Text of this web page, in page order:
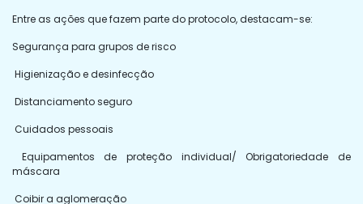
Entre as ações que fazem parte do protocolo, destacam-se:
Segurança para grupos de risco
Higienização e desinfecção
Distanciamento seguro
Cuidados pessoais
Equipamentos de proteção individual/ Obrigatoriedade de
máscara
Coibir a aglomeração